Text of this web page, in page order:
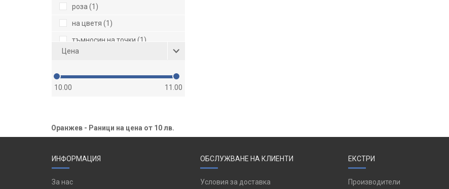
роза (1)
на цветя (1)
тъмносин на точки (1)
бежов (2)
черен-светлосин (1)
черен-оранжев (3)
тъмносив (1)
Цена
10.00 11.00
Оранжев - Раници на цена от 10 лв.
ИНФОРМАЦИЯ
За нас
ОБСЛУЖВАНЕ НА КЛИЕНТИ
Условия за доставка
ЕКСТРИ
Производители